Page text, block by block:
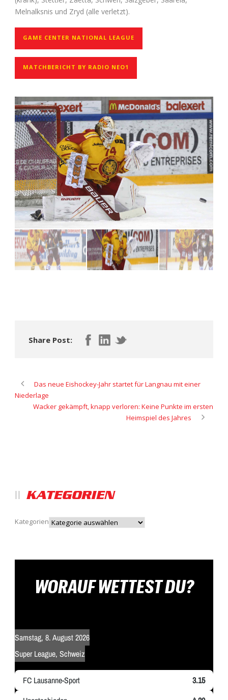
Melnalksnis und Zryd (alle verletzt).
GAME CENTER NATIONAL LEAGUE
MATCHBERICHT BY RADIO NEO1
Share Post:
Das neue Eishockey-Jahr startet für Langnau mit einer
Niederlage
Wacker gekämpft, knapp verloren: Keine Punkte im ersten
Heimspiel des Jahres
KATEGORIEN
Kategorien